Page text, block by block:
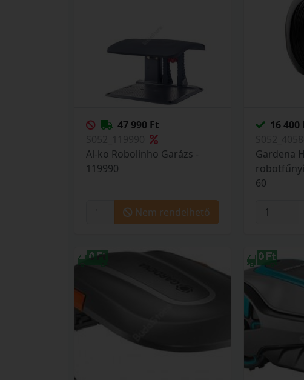
47 990 Ft
Al-ko Robolinho Garázs -
119990
Nem rendelhető
16 400
Gardena
60